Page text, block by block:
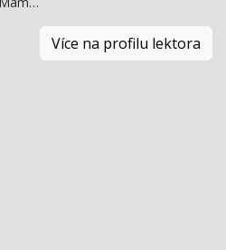
Více na profilu lektora